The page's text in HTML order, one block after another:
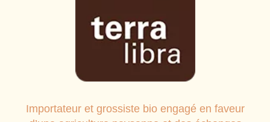
Importateur et grossiste bio engagé en faveur